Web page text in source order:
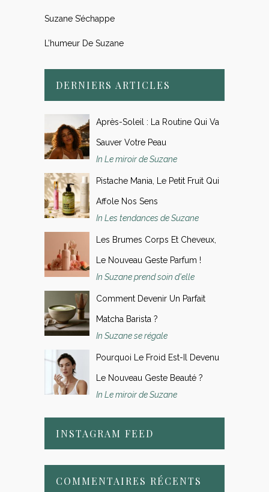
Suzane S’échappe
L’humeur De Suzane
DERNIERS ARTICLES
Après-Soleil : La Routine Qui Va
Sauver Votre Peau
In Le miroir de Suzane
Pistache Mania, Le Petit Fruit Qui
Affole Nos Sens
In Les tendances de Suzane
Les Brumes Corps Et Cheveux,
Le Nouveau Geste Parfum !
In Suzane prend soin d'elle
Comment Devenir Un Parfait
Matcha Barista ?
In Suzane se régale
Pourquoi Le Froid Est-Il Devenu
Le Nouveau Geste Beauté ?
In Le miroir de Suzane
INSTAGRAM FEED
COMMENTAIRES RÉCENTS